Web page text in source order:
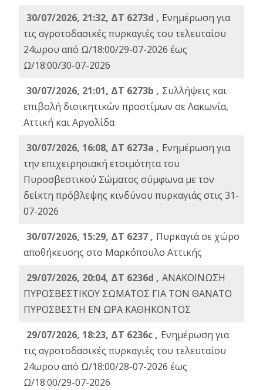
30/07/2026, 21:32, ΔΤ 6273d , Ενημέρωση για
τις αγροτοδασικές πυρκαγιές του τελευταίου
24ωρου από Ω/18:00/29-07-2026 έως
Ω/18:00/30-07-2026
30/07/2026, 21:01, ΔΤ 6273b , Συλλήψεις και
επιβολή διοικητικών προστίμων σε Λακωνία,
Αττική και Αργολίδα
30/07/2026, 16:08, ΔΤ 6273a , Ενημέρωση για
την επιχειρησιακή ετοιμότητα του
Πυροσβεστικού Σώματος σύμφωνα με τον
δείκτη πρόβλεψης κινδύνου πυρκαγιάς στις 31-
07-2026
30/07/2026, 15:29, ΔΤ 6237 , Πυρκαγιά σε χώρο
αποθήκευσης στο Μαρκόπουλο Αττικής
29/07/2026, 20:04, ΔΤ 6236d , ΑΝΑΚΟΙΝΩΣΗ
ΠΥΡΟΣΒΕΣΤΙΚΟΥ ΣΩΜΑΤΟΣ ΓΙΑ ΤΟΝ ΘΑΝΑΤΟ
ΠΥΡΟΣΒΕΣΤΗ ΕΝ ΩΡΑ ΚΑΘΗΚΟΝΤΟΣ
29/07/2026, 18:23, ΔΤ 6236c , Ενημέρωση για
τις αγροτοδασικές πυρκαγιές του τελευταίου
24ωρου από Ω/18:00/28-07-2026 έως
Ω/18:00/29-07-2026